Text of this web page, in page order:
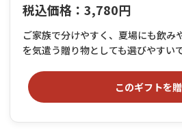
税込価格：3,780円
ご家族で分けやすく、夏場にも飲み
を気遣う贈り物としても選びやすいで
このギフトを